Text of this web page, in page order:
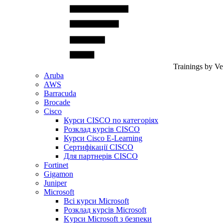
Trainings by
Aruba
AWS
Barracuda
Brocade
Cisco
Курси CISCO по категоріях
Розклад курсів CISCO
Курси Cisco E-Learning
Сертифікації CISCO
Для партнерів CISCO
Fortinet
Gigamon
Juniper
Microsoft
Всі курси Microsoft
Розклад курсів Microsoft
Kyрси Microsoft з безпеки